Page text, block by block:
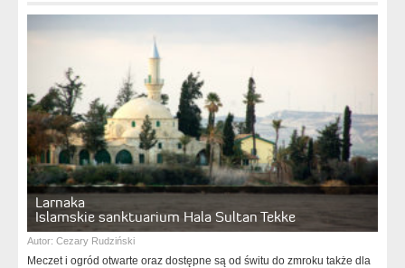
Larnaka
Islamskie sanktuarium Hala Sultan Tekke
Autor: Cezary Rudziński
Meczet i ogród otwarte oraz dostępne są od świtu do zmroku także dla